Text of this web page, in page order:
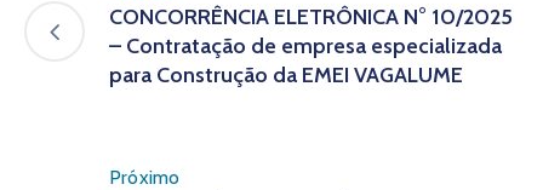
CONCORRÊNCIA ELETRÔNICA N° 10/2025
– Contratação de empresa especializada
para Construção da EMEI VAGALUME
Próximo